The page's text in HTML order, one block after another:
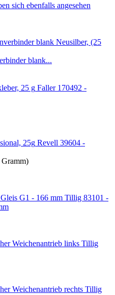
sich ebenfalls angesehen
blank...
Faller 170492 -
Revell 39604 -
Tillig 83101 -
Tillig
Tillig